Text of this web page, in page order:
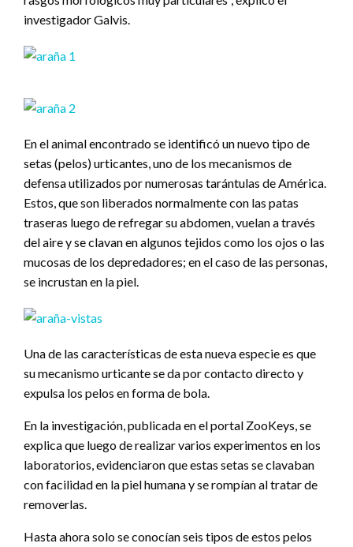
investigador Galvis.
En el animal encontrado se identificó un nuevo tipo de
setas (pelos) urticantes, uno de los mecanismos de
defensa utilizados por numerosas tarántulas de América.
Estos, que son liberados normalmente con las patas
traseras luego de refregar su abdomen, vuelan a través
del aire y se clavan en algunos tejidos como los ojos o las
mucosas de los depredadores; en el caso de las personas,
se incrustan en la piel.
Una de las características de esta nueva especie es que
su mecanismo urticante se da por contacto directo y
expulsa los pelos en forma de bola.
En la investigación, publicada en el portal ZooKeys, se
explica que luego de realizar varios experimentos en los
laboratorios, evidenciaron que estas setas se clavaban
con facilidad en la piel humana y se rompían al tratar de
removerlas.
Hasta ahora solo se conocían seis tipos de estos pelos